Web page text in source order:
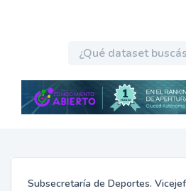
Subsecretaría de Deportes.